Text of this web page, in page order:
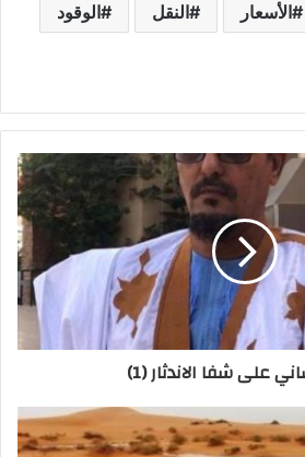
الأسعار النقل الوقود
على شفا الاندثار (1)